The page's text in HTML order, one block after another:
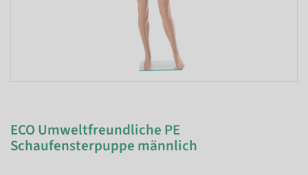
ECO Umweltfreundliche PE
Schaufensterpuppe männlich